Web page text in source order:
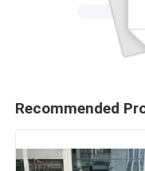
Recommended